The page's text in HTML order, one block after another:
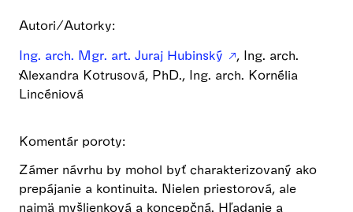
Autori/Autorky:
Ing. arch. Mgr. art. Juraj Hubinský
, Ing. arch.
Alexandra Kotrusová, PhD., Ing. arch. Kornélia
Lincéniová
Komentár poroty:
Zámer návrhu by mohol byť charakterizovaný ako
prepájanie a kontinuita. Nielen priestorová, ale
najmä myšlienková a koncepčná. Hľadanie a